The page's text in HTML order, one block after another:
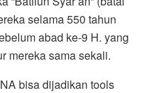
selama 550 tahun
abad ke-9 H. yang
mereka sama sekali.
bisa dijadikan tools